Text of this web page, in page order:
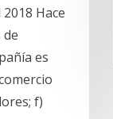
Hace
es
f)